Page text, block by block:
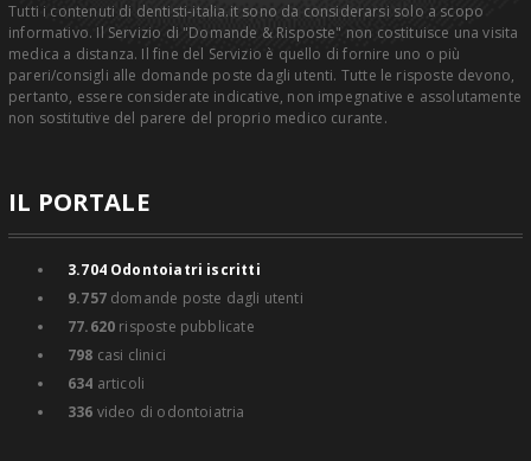
Tutti i contenuti di dentisti-italia.it sono da considerarsi solo a scopo
informativo. Il Servizio di "Domande & Risposte" non costituisce una visita
medica a distanza. Il fine del Servizio è quello di fornire uno o più
pareri/consigli alle domande poste dagli utenti. Tutte le risposte devono,
pertanto, essere considerate indicative, non impegnative e assolutamente
non sostitutive del parere del proprio medico curante.
IL PORTALE
3.704Odontoiatri iscritti
9.757domande poste dagli utenti
77.620 risposte pubblicate
798 casi clinici
634 articoli
336 video di odontoiatria